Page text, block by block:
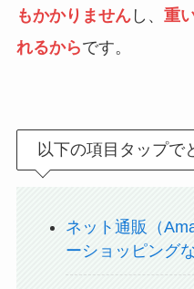
もかかりませんし、 重
れるからです。
以下の項目タップで
ネット通販（
ーショッピングな